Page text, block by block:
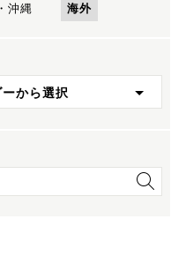
沖縄 海外
から選択